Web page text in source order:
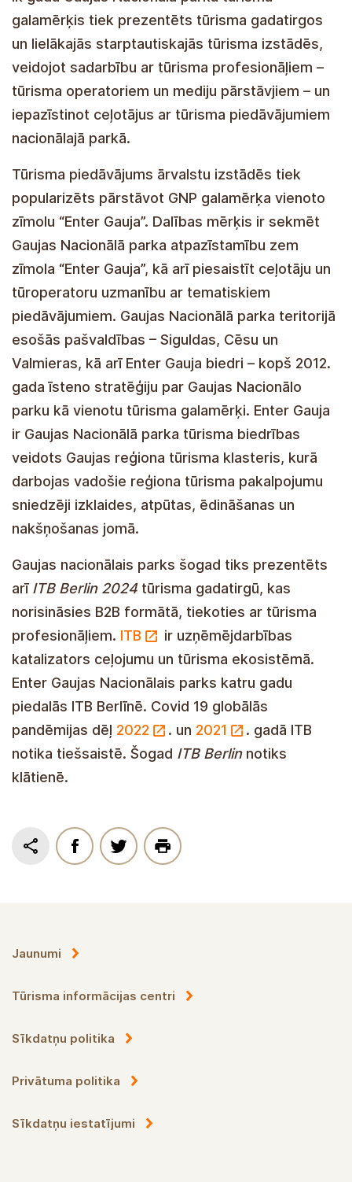
beschikbaar in het Engels .
Elk jaar wordt de toeristische bestemming
Nationaal Park Gauja gepresenteerd op
toeristische beurzen en grote internationale
toeristische beurzen, wat samenwerking met
toeristische professionals – touroperators en
reizigers introduceert in het toeristische aanbod
in het nationale park.
Tūrisma piedāvājums ārvalstu izstādēs tiek
popularizēts pārstāvot GNP galamērķa vienoto
zīmolu “Enter Gauja”. Dalības mērķis ir sekmēt
Gaujas Nacionālā parka atpazīstamību zem
zīmola “Enter Gauja”, kā arī piesaistīt ceļotāju un
tūroperatoru uzmanību ar tematiskiem
piedāvājumiem. Gaujas Nacionālā parka teritorijā
esošās pašvaldības – Siguldas, Cēsu un
Valmieras, kā arī Enter Gauja biedri – kopš 2012.
gada īsteno stratēģiju par Gaujas Nacionālo
parku kā vienotu tūrisma galamērķi. Enter Gauja
ir Gaujas Nacionālā parka tūrisma biedrības
veidots Gaujas reģiona tūrisma klasteris, kurā
sniedzēji izklaides, atpūtas, ēdināšanas un
nakšņošanas jomā.
Gaujas nacionālais parks šogad tiks prezentēts
arīITB Berlin 2024tūrisma gadatirgū, kas
norisināsies B2B formātā, tiekoties ar tūrisma
profesionāļiem.ITB
ir uzņēmējdarbības
katalizators ceļojumu un tūrisma ekosistēmā.
Enter Gaujas Nacionālais parks katru gadu
piedalās ITB Berlīnē. Covid 19 globālās
notika tiešsaistē. Šogad
klātienē.